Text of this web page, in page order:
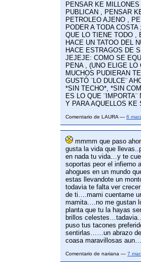
PENSAR KE
PUBLICAN , PENSAR
PETROLEO AJENO ,
PODER A TODA
QUE LO TIENE TODO ,
HACE UN TATOO DEL
HACE ESTRAGOS DE
JEJEJE: COMO SE
PENA , (UNO ELIGE LO
MUCHOS PUDIERAN
GUSTÓ ¨LO DULCE¨
*SIN TECHO*, *SIN
ES LO QUE
Y PARA AQUELLOS
Comentario de LAURA — 6
mmmm que paso
gusta la vida que
en nada tu vida…y te
soportas peor el
ahogues en un mundo
estas llevandote un
todavia te falta ver
de ti….mami cuentame
mamita….no me gustan
planta que tu la hayas
brillos
puso tus tacones
sentirlas……un abrazo de
coasa maravillosas
Comentario de nariana — 7